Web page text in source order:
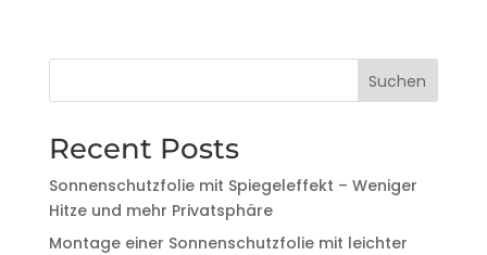
Suchen
Recent Posts
Sonnenschutzfolie mit Spiegeleffekt – Weniger
Hitze und mehr Privatsphäre
Montage einer Sonnenschutzfolie mit leichter